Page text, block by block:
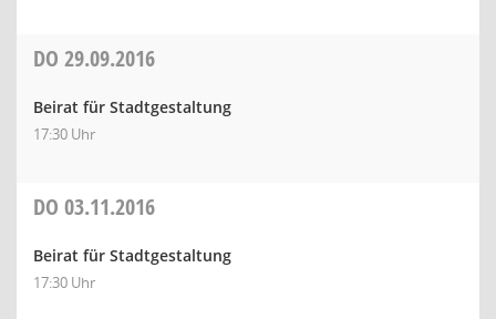
DO 29.09.2016
Beirat für Stadtgestaltung
17:30 Uhr
DO 03.11.2016
Beirat für Stadtgestaltung
17:30 Uhr